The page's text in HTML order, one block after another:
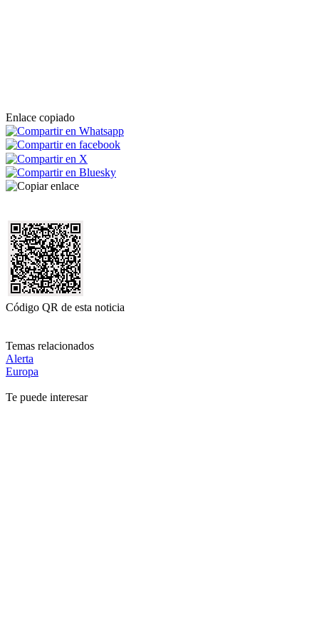
Enlace copiado
Código QR de esta noticia
Temas relacionados
Alerta
Europa
Te puede interesar